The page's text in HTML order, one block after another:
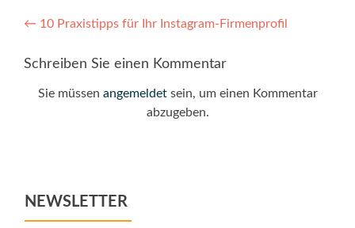
Post
navigation
← 10 Praxistipps für Ihr Instagram-Firmenprofil
Schreiben Sie einen Kommentar
Sie müssen angemeldetsein, um einen Kommentar
abzugeben.
NEWSLETTER